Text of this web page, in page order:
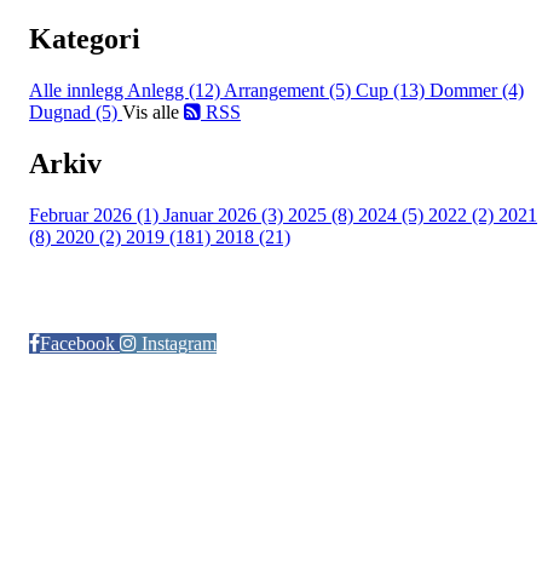
Kategori
Alle innlegg Anlegg (12) Arrangement (5) Cup (13) Dommer (4)
Dugnad (5) Vis alle RSS
Arkiv
Februar 2026 (1) Januar 2026 (3) 2025 (8) 2024 (5) 2022 (2) 2021
(8) 2020 (2) 2019 (181) 2018 (21)
Facebook
Instagram